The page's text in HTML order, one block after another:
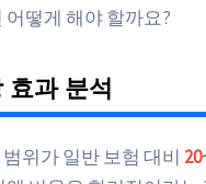
떻게 해야 할까요?
효과 분석
위가 일반 보험 대비